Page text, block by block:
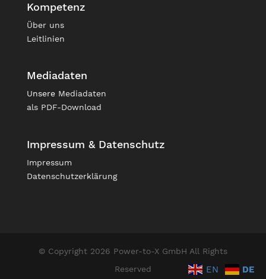
Kompetenz
Über uns
Leitlinien
Mediadaten
Unsere Mediadaten
als PDF-Download
Impressum & Datenschutz
Impressum
Datenschutzerklärung
© Copyright 2026 Power-to-X GmbH All Rights
Reserved
EN DE